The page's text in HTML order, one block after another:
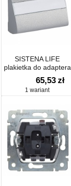
SISTENA LIFE
plakietka do adaptera
AMP
65,53 zł
1 wariant